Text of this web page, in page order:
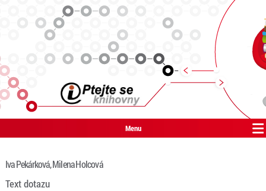
Menu
Iva Pekárková, Milena Holcová
Text dotazu